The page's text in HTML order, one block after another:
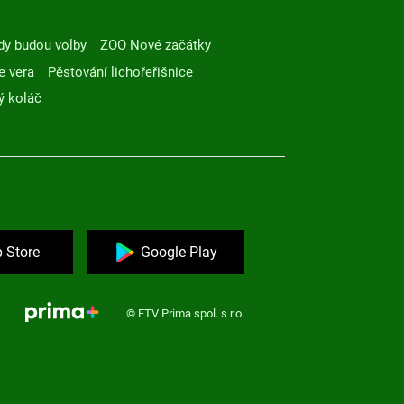
budou volby
ZOO Nové začátky
vera
Pěstování lichořeřišnice
koláč
Store Google Play
© FTV Prima spol. s r.o.